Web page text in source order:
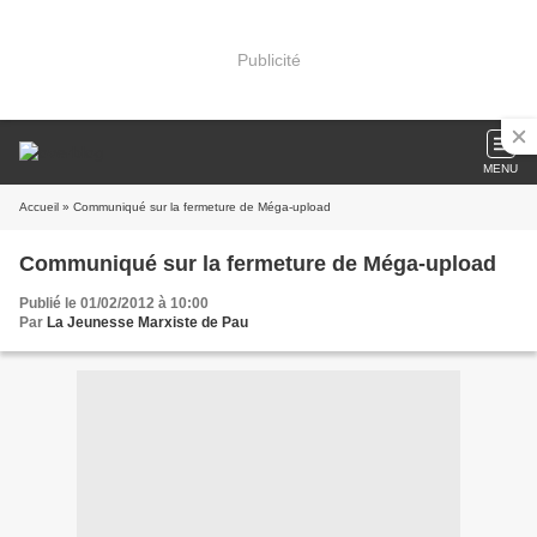
Publicité
MENU
Accueil » Communiqué sur la fermeture de Méga-upload
Communiqué sur la fermeture de Méga-upload
Publié le 01/02/2012 à 10:00
Par La Jeunesse Marxiste de Pau